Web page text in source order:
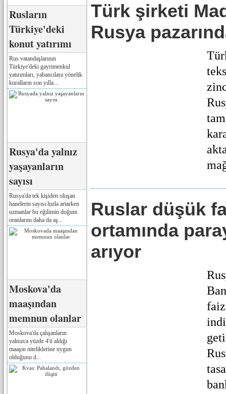
Rusların
Türkiye'deki
konut yatırımı
Rus vatandaşlarının
Türkiye'deki gayrimenkul
yatırımları, yabancılara yönelik
kuralların son yılla...
Rusya'da yalnız
yaşayanların
sayısı
Rusya'da tek kişiden oluşan
hanelerin sayısı hızla artarken
uzmanlar bu eğilimin doğum
oranlarını daha da aş...
Moskova'da
maaşından
memnun olanlar
Moskova'da çalışanların
yalnızca yüzde 4'ü aldığı
maaşın niteliklerine uygun
olduğunu d...
Türk şirketi
Rusya
Ruslar düşük
ortamında
arıyor